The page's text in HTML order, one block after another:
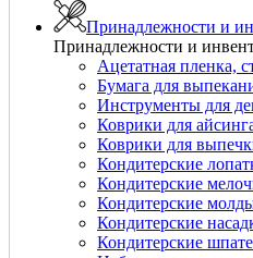
Принадлежности и
Принадлежности и
Ацетатная пленка,
Бумага для
Инструменты для
Коврики для
Коврики для
Кондитерские
Кондитерские
Кондитерские
Кондитерские
Кондитерские